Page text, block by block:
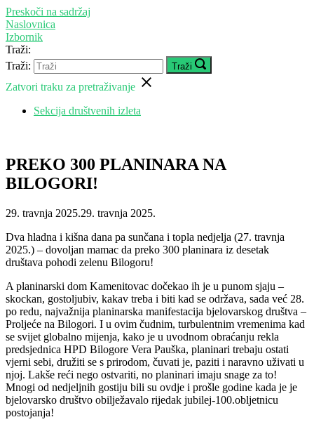
Preskoči na sadržaj
Naslovnica
Izbornik
Traži:
Traži:
Traži
Zatvori traku za pretraživanje
Sekcija društvenih izleta
PREKO 300 PLANINARA NA
BILOGORI!
29. travnja 2025.29. travnja 2025.
Dva hladna i kišna dana pa sunčana i topla nedjelja (27. travnja
2025.) – dovoljan mamac da preko 300 planinara iz desetak
društava pohodi zelenu Bilogoru!
A planinarski dom Kamenitovac dočekao ih je u punom sjaju –
skockan, gostoljubiv, kakav treba i biti kad se održava, sada već 28.
po redu, najvažnija planinarska manifestacija bjelovarskog društva –
Proljeće na Bilogori. I u ovim čudnim, turbulentnim vremenima kad
se svijet globalno mijenja, kako je u uvodnom obraćanju rekla
predsjednica HPD Bilogore Vera Pauška, planinari trebaju ostati
vjerni sebi, družiti se s prirodom, čuvati je, paziti i naravno uživati u
njoj. Lakše reći nego ostvariti, no planinari imaju snage za to!
Mnogi od nedjeljnih gostiju bili su ovdje i prošle godine kada je je
bjelovarsko društvo obilježavalo rijedak jubilej-100.obljetnicu
postojanja!